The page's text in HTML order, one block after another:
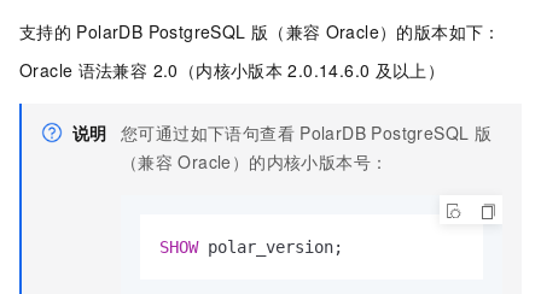
支持的 PolarDB PostgreSQL 版（兼容 Oracle） 的版本如下：
Oracle 语法兼容 2.0 （内核小版本 2.0.14.6.0 及以上）
说明 您可通过如下语句查看 PolarDB PostgreSQL 版
（兼容 Oracle） 的内核小版本号：
SHOW polar_version;